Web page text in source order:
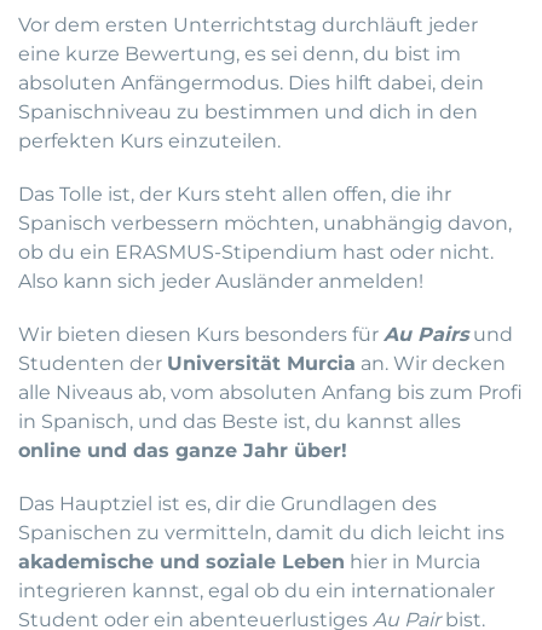
Vor dem ersten Unterrichtstag durchläuft jeder
eine kurze Bewertung, es sei denn, du bist im
absoluten Anfängermodus. Dies hilft dabei, dein
Spanischniveau zu bestimmen und dich in den
perfekten Kurs einzuteilen.
Das Tolle ist, der Kurs steht allen offen, die ihr
Spanisch verbessern möchten, unabhängig davon,
ob du ein ERASMUS-Stipendium hast oder nicht.
Also kann sich jeder Ausländer anmelden!
Wir bieten diesen Kurs besonders für Au Pairsund
Studenten der Universität Murcia an. Wir decken
alle Niveaus ab, vom absoluten Anfang bis zum Profi
in Spanisch, und das Beste ist, du kannst alles
online und das ganze Jahr über!
Das Hauptziel ist es, dir die Grundlagen des
Spanischen zu vermitteln, damit du dich leicht ins
akademische und soziale Leben hier in Murcia
integrieren kannst, egal ob du ein internationaler
Student oder ein abenteuerlustiges Au Pairbist.